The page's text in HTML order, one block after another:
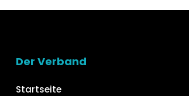
Der Verband
Startseite